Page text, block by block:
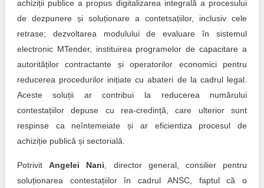
achiziții publice a propus digitalizarea integrală a procesului
de dezpunere și soluționare a contetsațiilor, inclusiv cele
retrase; dezvoltarea modulului de evaluare în sistemul
electronic MTender, instituirea programelor de capacitare a
autorităților contractante și operatorilor economici pentru
reducerea procedurilor inițiate cu abateri de la cadrul legal.
Aceste soluții ar contribui la reducerea numărului
contestațiilor depuse cu rea-credință, care ulterior sunt
respinse ca neîntemeiate și ar eficientiza procesul de
achiziție publică și sectorială.
PotrivitAngelei Nani , director general, consilier pentru
soluționarea contestațiilor în cadrul ANSC, faptul că o